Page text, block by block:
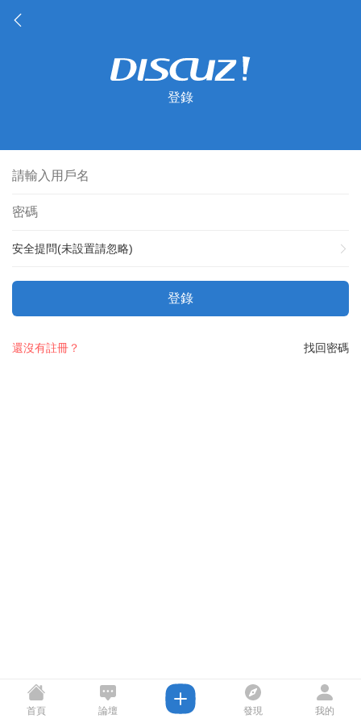
登錄
安全提問(未設置請忽略)
登錄
找回密碼
還沒有註冊？
首頁 論壇 發現 我的